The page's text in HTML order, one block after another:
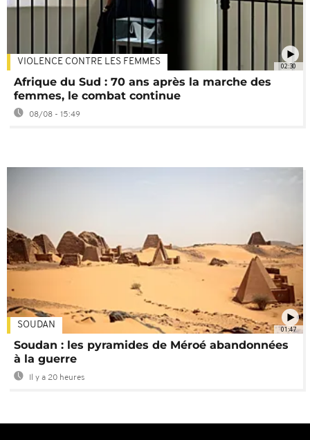
02:30
VIOLENCE CONTRE LES FEMMES
Afrique du Sud : 70 ans après la marche des
femmes, le combat continue
08/08 - 15:49
01:47
SOUDAN
Soudan : les pyramides de Méroé abandonnées
à la guerre
Il y a 20 heures